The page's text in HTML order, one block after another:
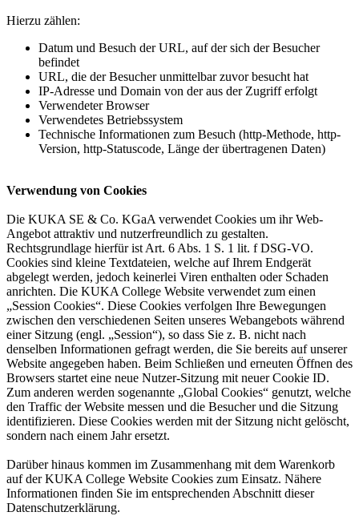
Hierzu zählen:
Datum und Besuch der URL, auf der sich der Besucher
befindet
URL, die der Besucher unmittelbar zuvor besucht hat
IP-Adresse und Domain von der aus der Zugriff erfolgt
Verwendeter Browser
Verwendetes Betriebssystem
Technische Informationen zum Besuch (http-Methode, http-
Version, http-Statuscode, Länge der übertragenen Daten)
Verwendung von Cookies
Die KUKA SE & Co. KGaA verwendet Cookies um ihr Web-
Angebot attraktiv und nutzerfreundlich zu gestalten.
Rechtsgrundlage hierfür ist Art. 6 Abs. 1 S. 1 lit. f DSG-VO.
Cookies sind kleine Textdateien, welche auf Ihrem Endgerät
abgelegt werden, jedoch keinerlei Viren enthalten oder Schaden
anrichten. Die KUKA College Website verwendet zum einen
„Session Cookies“. Diese Cookies verfolgen Ihre Bewegungen
zwischen den verschiedenen Seiten unseres Webangebots während
einer Sitzung (engl. „Session“), so dass Sie z. B. nicht nach
denselben Informationen gefragt werden, die Sie bereits auf unserer
Website angegeben haben. Beim Schließen und erneuten Öffnen des
Browsers startet eine neue Nutzer-Sitzung mit neuer Cookie ID.
Zum anderen werden sogenannte „Global Cookies“ genutzt, welche
den Traffic der Website messen und die Besucher und die Sitzung
identifizieren. Diese Cookies werden mit der Sitzung nicht gelöscht,
sondern nach einem Jahr ersetzt.
Darüber hinaus kommen im Zusammenhang mit dem Warenkorb
auf der KUKA College Website Cookies zum Einsatz. Nähere
Informationen finden Sie im entsprechenden Abschnitt dieser
Datenschutzerklärung.